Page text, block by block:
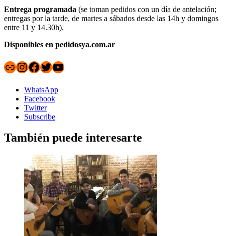
Entrega programada (se toman pedidos con un día de antelación;
entregas por la tarde, de martes a sábados desde las 14h y domingos
entre 11 y 14.30h).
Disponibles en pedidosya.com.ar
Enlace
Instagram
Facebook
Twitter
YouTube
WhatsApp
Facebook
Twitter
Subscribe
También puede interesarte